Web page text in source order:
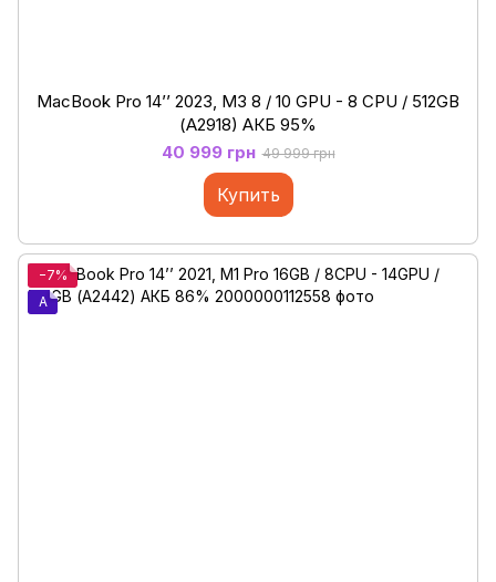
MacBook Pro 14’’ 2023, M3 8 / 10 GPU - 8 CPU / 512GB
(А2918) АКБ 95%
40 999 грн 49 999 грн
Купить
−7%
A